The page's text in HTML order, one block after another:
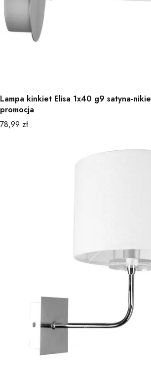
Lampa kinkiet Elisa 1x40 g9 satyna-
promocja
Cena
78,99 zł